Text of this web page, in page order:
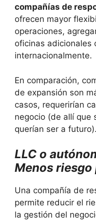
compañías de
ofrecen mayor
operaciones,
oficinas adicionales
internacionalmente.
En comparación,
de expansión son
casos, requerirían
negocio (de allí que
querían ser a futuro).
LLC o
Menos riesgo
Una compañía de
permite reducir el
la gestión del